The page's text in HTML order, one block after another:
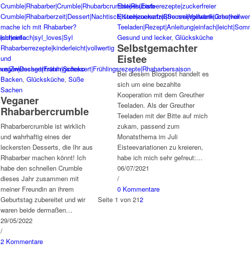
Backen, Glücksküche, Süße
Sachen
Veganer
Rhabarbercrumble
Rhabarbercrumble ist wirklich
und wahrhaftig eines der
leckersten Desserts, die Ihr aus
Rhabarber machen könnt! Ich
habe den schnellen Crumble
dieses Jahr zusammen mit
meiner Freundin an ihrem
Geburtstag zubereitet und wir
waren beide dermaßen…
29/05/2022
/
2 Kommentare
Gesund und lecker,Glücksküche
Selbstgemachter
Eistee
Bei diesem Blogpost handelt es
sich um eine bezahlte
Kooperation mit dem Greuther
Teeladen. Als der Greuther
Teeladen mit der Bitte auf mich
zukam, passend zum
Monatsthema im Juli
Eisteevariationen zu kreieren,
habe ich mich sehr gefreut:…
06/07/2021
/
0 Kommentare
Seite 1 von 212